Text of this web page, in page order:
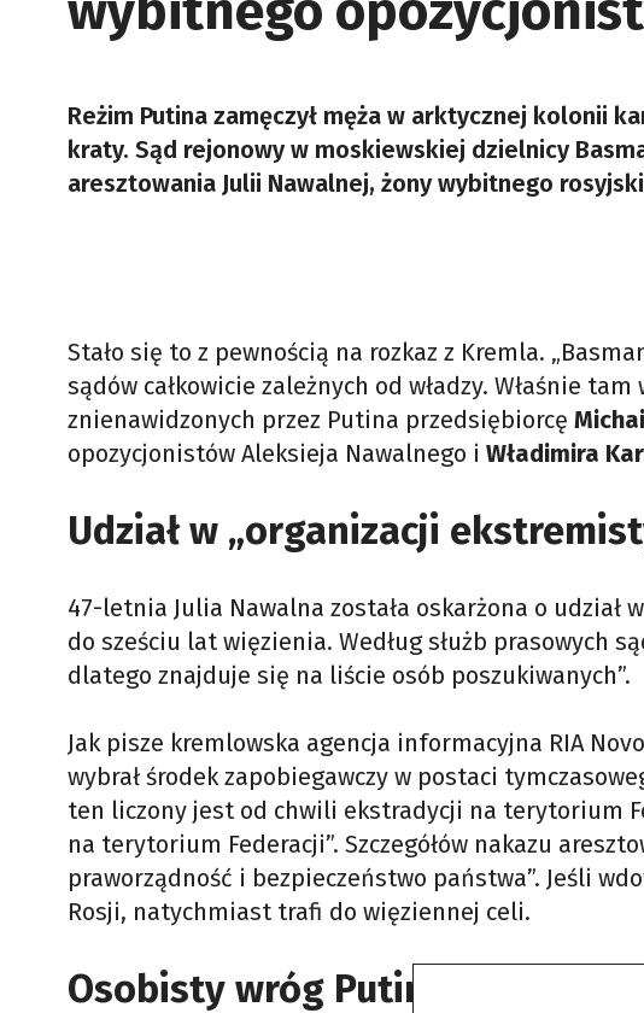
Reżim Putina zamęczył męża w arktycznej kolonii
kraty. Sąd rejonowy w moskiewskiej dzielnicy
aresztowania Julii Nawalnej, żony wybitnego
Stało się to z pewnością na rozkaz z Kremla.
sądów całkowicie zależnych od władzy. Właśnie
znienawidzonych przez Putina przedsiębiorcę
opozycjonistów Aleksieja Nawalnego i Władimira
Udział w „organizacji
47-letnia Julia Nawalna została oskarżona o udział
do sześciu lat więzienia. Według służb prasowych
dlatego znajduje się na liście osób poszukiwanych”.
Jak pisze kremlowska agencja informacyjna RIA
wybrał środek zapobiegawczy w postaci
ten liczony jest od chwili ekstradycji na terytorium
na terytorium Federacji”. Szczegółów nakazu
praworządność i bezpieczeństwo państwa”. Jeśli
Rosji, natychmiast trafi do więziennej celi.
Osobisty wróg Putina